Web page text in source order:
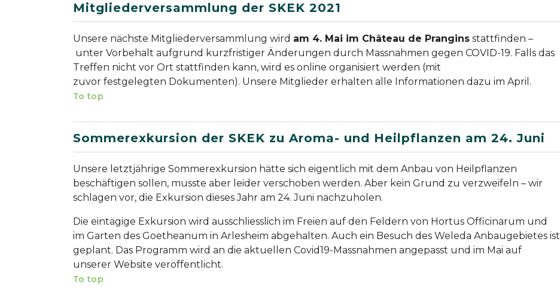
Mitgliederversammlung der SKEK 2021
Unsere nächste Mitgliederversammlung wird am 4. Mai im Château de Prangins stattfinden –
unter Vorbehalt aufgrund kurzfristiger Änderungen durch Massnahmen gegen COVID-19. Falls das
Treffen nicht vor Ort stattfinden kann, wird es online organisiert werden (mit
zuvor festgelegten Dokumenten). Unsere Mitglieder erhalten alle Informationen dazu im April.
To top
Sommerexkursion der SKEK zu Aroma- und Heilpflanzen am 24. Juni
Unsere letztjährige Sommerexkursion hätte sich eigentlich mit dem Anbau von Heilpflanzen
beschäftigen sollen, musste aber leider verschoben werden. Aber kein Grund zu verzweifeln – wir
schlagen vor, die Exkursion dieses Jahr am 24. Juni nachzuholen.
Die eintägige Exkursion wird ausschliesslich im Freien auf den Feldern von Hortus Officinarum und
im Garten des Goetheanum in Arlesheim abgehalten. Auch ein Besuch des Weleda Anbaugebietes ist
geplant. Das Programm wird an die aktuellen Covid19-Massnahmen angepasst und im Mai auf
unserer Website veröffentlicht.
To top